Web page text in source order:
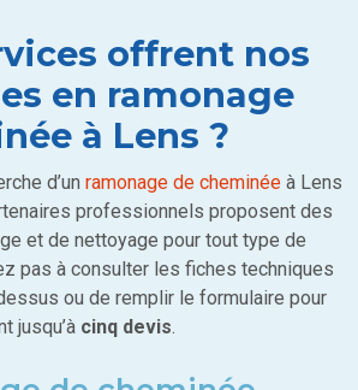
offrent nos
en ramonage
à Lens ?
d’un ramonage de cheminée à Lens
professionnels proposent des
et de nettoyage pour tout type de
pas à consulter les fiches techniques
ou de remplir le formulaire pour
jusqu’à cinq devis.